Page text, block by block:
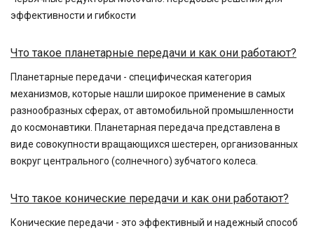
эффективности и гибкости
Что такое планетарные передачи и как они работают?
Планетарные передачи - специфическая категория
механизмов, которые нашли широкое применение в самых
разнообразных сферах, от автомобильной промышленности
до космонавтики. Планетарная передача представлена в
виде совокупности вращающихся шестерен, организованных
вокруг центрального (солнечного) зубчатого колеса.
Что такое конические передачи и как они работают?
Конические передачи - это эффективный и надежный способ